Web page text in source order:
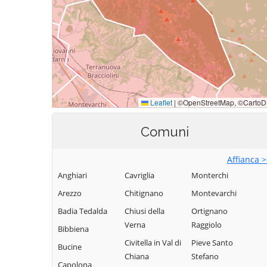
Comuni
Affianca
Anghiari
Arezzo
Badia Tedalda
Bibbiena
Bucine
Capolona
Cavriglia
Chitignano
Chiusi della
Verna
Civitella in Val di
Chiana
Monterchi
Montevarchi
Ortignano
Raggiolo
Pieve Santo
Stefano